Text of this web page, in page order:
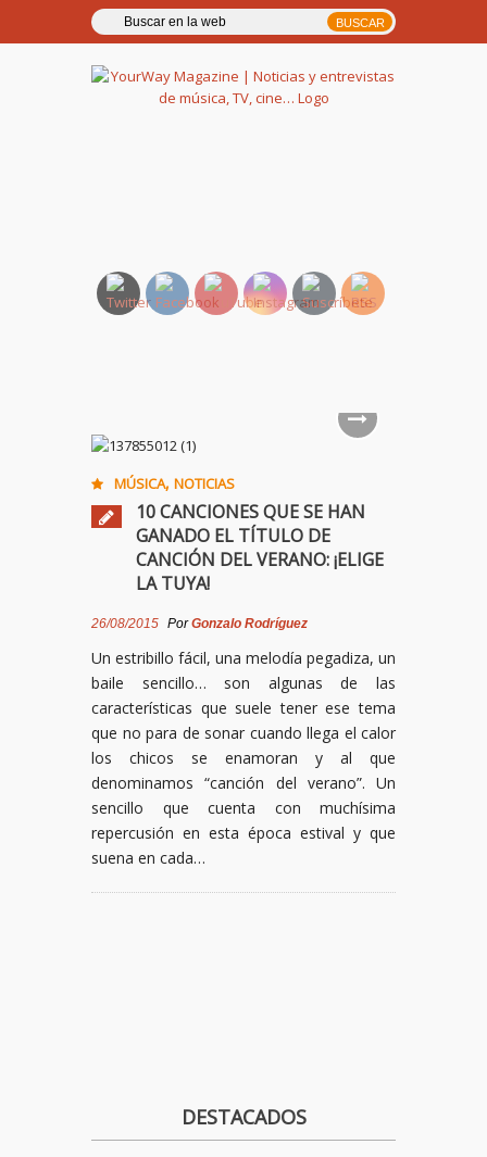
MÚSICA, NOTICIAS
10 CANCIONES QUE SE HAN
GANADO EL TÍTULO DE
CANCIÓN DEL VERANO: ¡ELIGE
LA TUYA!
26/08/2015 PorGonzalo Rodríguez
Un estribillo fácil, una melodía pegadiza, un
baile sencillo… son algunas de las
características que suele tener ese tema
que no para de sonar cuando llega el calor
los chicos se enamoran y al que
denominamos “canción del verano”. Un
sencillo que cuenta con muchísima
repercusión en esta época estival y que
suena en cada…
DESTACADOS